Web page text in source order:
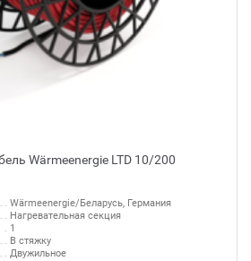
Wärmeenergie LTD 10/200
Wärmeenergie/Беларусь, Германия
Нагревательная секция
1
В стяжку
Двужильное